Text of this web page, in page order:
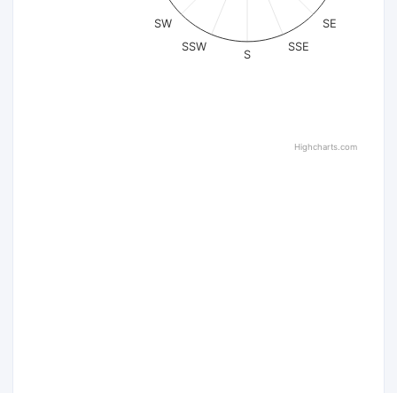
SE
SSE
S
SSW
SW
Highcharts.com